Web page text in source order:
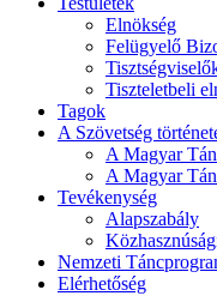
Elnökség
Felügyelő
Tiszteletbeli
Tagok
A Szövetség
A Magyar
A Magyar
Tevékenység
Alapszabály
Nemzeti
Elérhetőség